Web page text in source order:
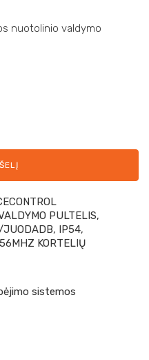
nuotolinio valdymo
PULTELIS,
IP54,
KORTELIŲ
sistemos